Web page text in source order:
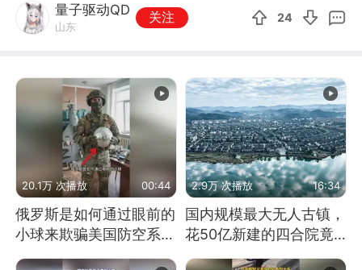
量子驱动QD
山东
关注 24
20.1万 次播放 00:44
俄罗斯是如何通过眼前的
小球来欺骗美国防空系统
的
2.9万 次播放 16:34
国内规模最大无人古镇，
花50亿新建的四合院竟
没人住，发生了啥